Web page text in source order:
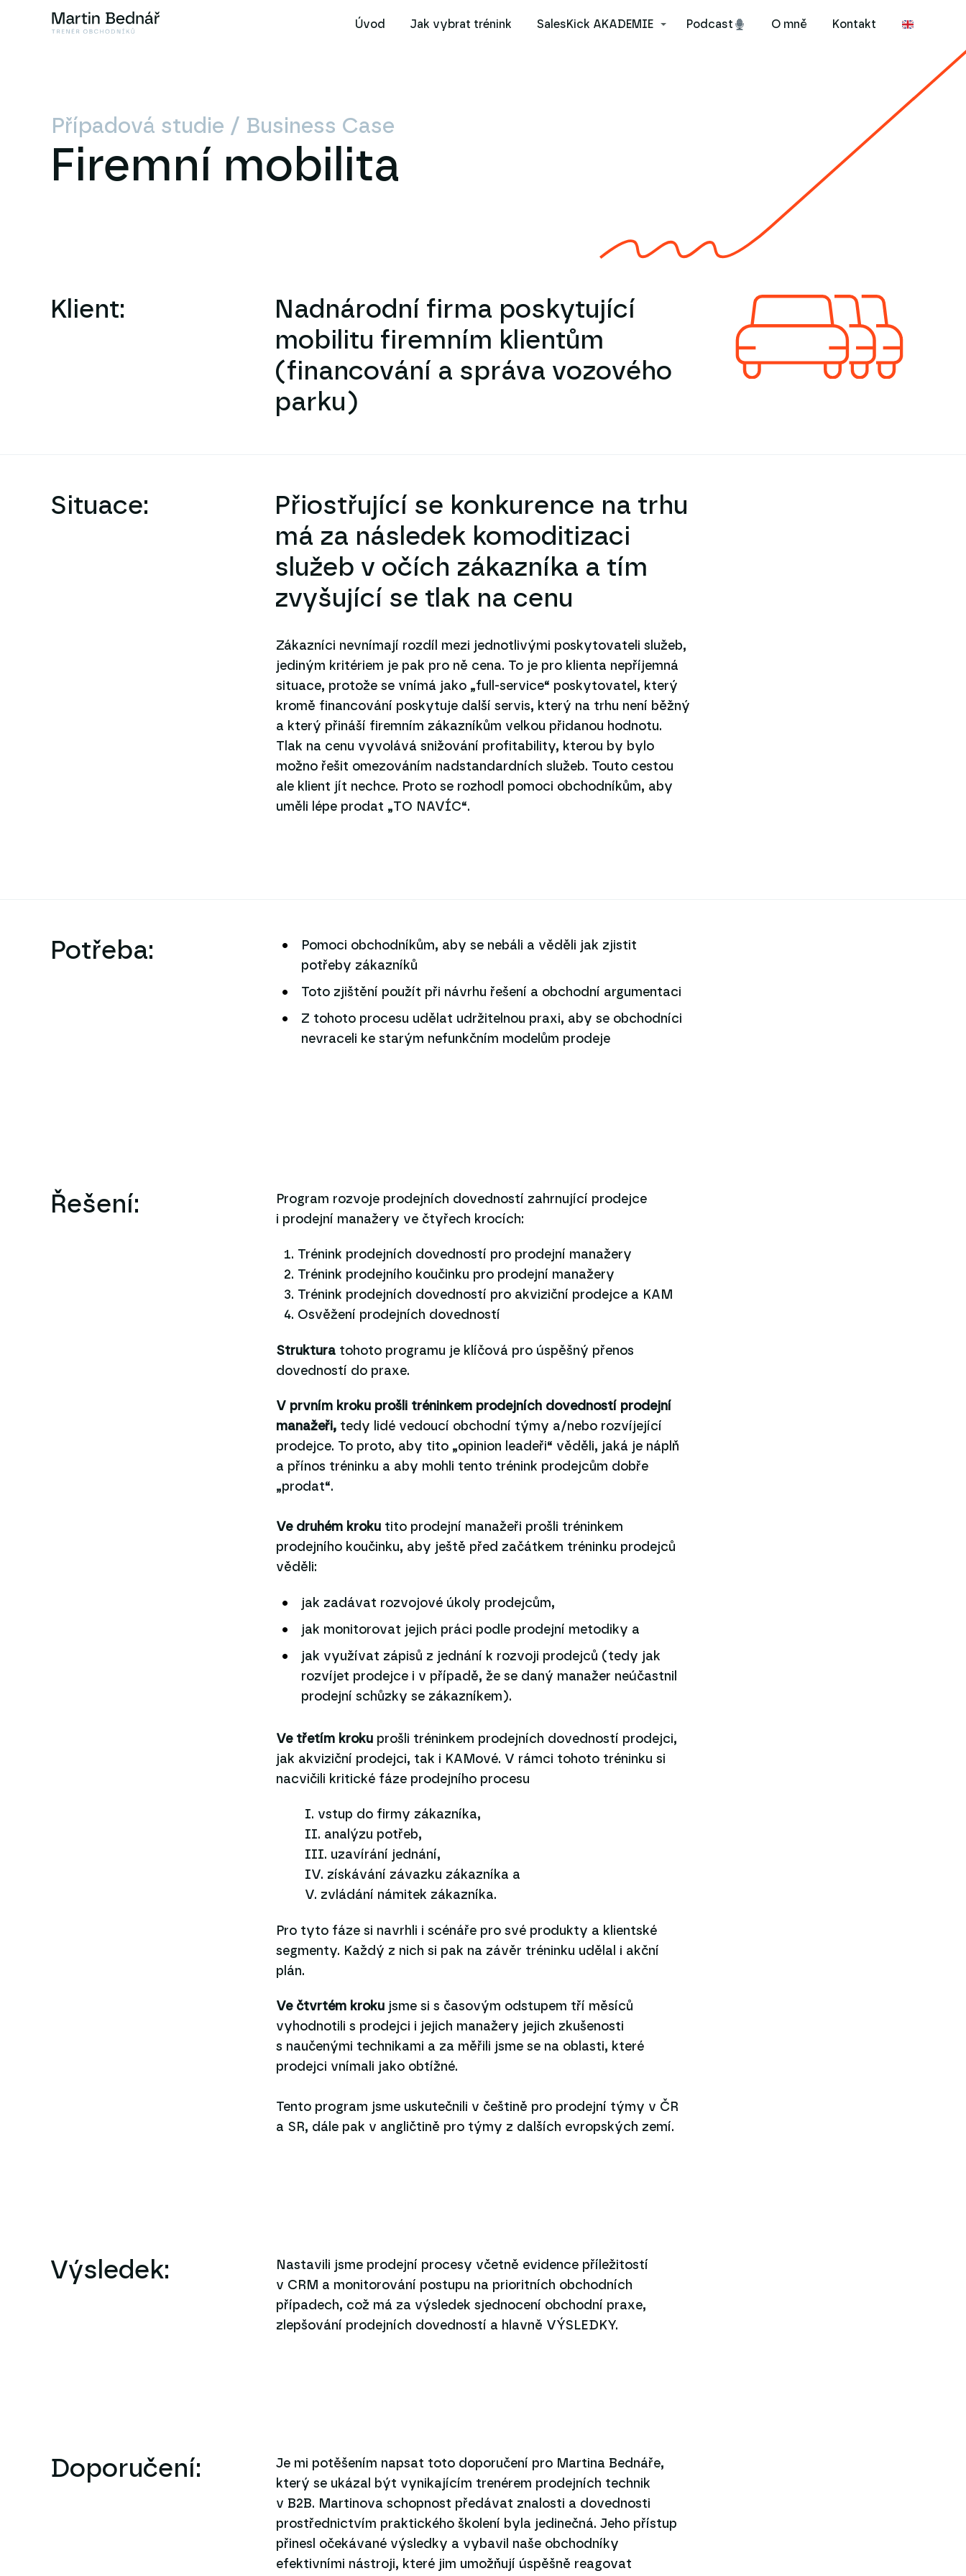
Úvod Jak vybrat trénink SalesKick AKADEMIE Podcast O mně Kontakt
Případová studie / Business Case
Firemní mobilita
Klient:
Nadnárodní firma poskytující
mobilitu firemním klientům
(financování a správa vozového
parku)
Situace:
Přiostřující se konkurence na trhu
má za následek komoditizaci
služeb v očích zákazníka a tím
zvyšující se tlak na cenu
Zákazníci nevnímají rozdíl mezi jednotlivými poskytovateli služeb,
jediným kritériem je pak pro ně cena. To je pro klienta nepříjemná
situace, protože se vnímá jako „full-service“ poskytovatel, který
kromě financování poskytuje další servis, který na trhu není běžný
a který přináší firemním zákazníkům velkou přidanou hodnotu.
Tlak na cenu vyvolává snižování profitability, kterou by bylo
možno řešit omezováním nadstandardních služeb. Touto cestou
ale klient jít nechce. Proto se rozhodl pomoci obchodníkům, aby
uměli lépe prodat „TO NAVÍC“.
Potřeba:
Pomoci obchodníkům, aby se nebáli a věděli jak zjistit
potřeby zákazníků
Toto zjištění použít při návrhu řešení a obchodní argumentaci
Z tohoto procesu udělat udržitelnou praxi, aby se obchodníci
nevraceli ke starým nefunkčním modelům prodeje
Řešení:
Program rozvoje prodejních dovedností zahrnující prodejce
i prodejní manažery ve čtyřech krocích:
Trénink prodejních dovedností pro prodejní manažery
Trénink prodejního koučinku pro prodejní manažery
Trénink prodejních dovedností pro akviziční prodejce a KAM
Osvěžení prodejních dovedností
Struktura tohoto programu je klíčová pro úspěšný přenos
dovedností do praxe.
V prvním kroku prošli tréninkem prodejních dovedností prodejní
manažeři, tedy lidé vedoucí obchodní týmy a/nebo rozvíjející
prodejce. To proto, aby tito „opinion leadeři“ věděli, jaká je náplň
a přínos tréninku a aby mohli tento trénink prodejcům dobře
„prodat“.
Ve druhém kroku tito prodejní manažeři prošli tréninkem
prodejního koučinku, aby ještě před začátkem tréninku prodejců
věděli:
jak zadávat rozvojové úkoly prodejcům,
jak monitorovat jejich práci podle prodejní metodiky a
jak využívat zápisů z jednání k rozvoji prodejců (tedy jak
rozvíjet prodejce i v případě, že se daný manažer neúčastnil
prodejní schůzky se zákazníkem).
Ve třetím kroku prošli tréninkem prodejních dovedností prodejci,
jak akviziční prodejci, tak i KAMové. V rámci tohoto tréninku si
nacvičili kritické fáze prodejního procesu
I. vstup do firmy zákazníka,
II. analýzu potřeb,
III. uzavírání jednání,
IV. získávání závazku zákazníka a
V. zvládání námitek zákazníka.
Pro tyto fáze si navrhli i scénáře pro své produkty a klientské
segmenty. Každý z nich si pak na závěr tréninku udělal i akční
plán.
Ve čtvrtém kroku jsme si s časovým odstupem tří měsíců
vyhodnotili s prodejci i jejich manažery jejich zkušenosti
s naučenými technikami a za měřili jsme se na oblasti, které
prodejci vnímali jako obtížné.
Tento program jsme uskutečnili v češtině pro prodejní týmy v ČR
a SR, dále pak v angličtině pro týmy z dalších evropských zemí.
Výsledek:
Nastavili jsme prodejní procesy včetně evidence příležitostí
v CRM a monitorování postupu na prioritních obchodních
případech, což má za výsledek sjednocení obchodní praxe,
zlepšování prodejních dovedností a hlavně VÝSLEDKY.
Doporučení:
Je mi potěšením napsat toto doporučení pro Martina Bednáře,
který se ukázal být vynikajícím trenérem prodejních technik
v B2B. Martinova schopnost předávat znalosti a dovednosti
prostřednictvím praktického školení byla jedinečná. Jeho přístup
přinesl očekávané výsledky a vybavil naše obchodníky
efektivními nástroji, které jim umožňují úspěšně reagovat